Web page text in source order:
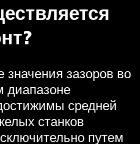
зазоров во
диапазоне
средней
станков
путем